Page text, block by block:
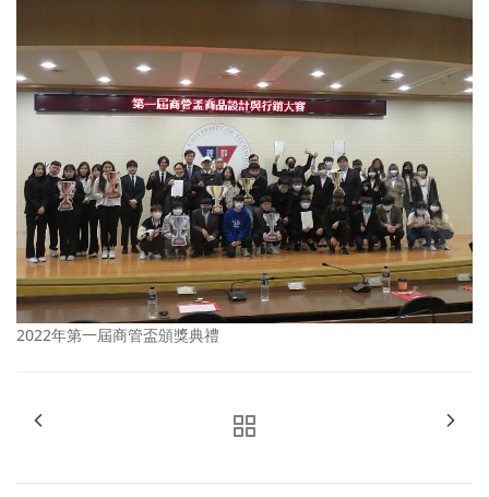
2022年第一屆商管盃頒獎典禮